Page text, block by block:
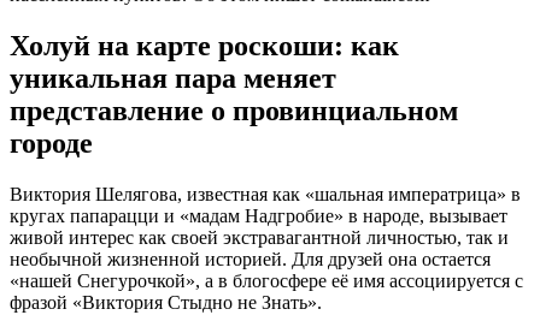
Холуй на карте роскоши: как
уникальная пара меняет
представление о провинциальном
городе
Виктория Шелягова, известная как «шальная императрица» в
кругах папарацци и «мадам Надгробие» в народе, вызывает
живой интерес как своей экстравагантной личностью, так и
необычной жизненной историей. Для друзей она остается
«нашей Снегурочкой», а в блогосфере её имя ассоциируется с
фразой «Виктория Стыдно не Знать».